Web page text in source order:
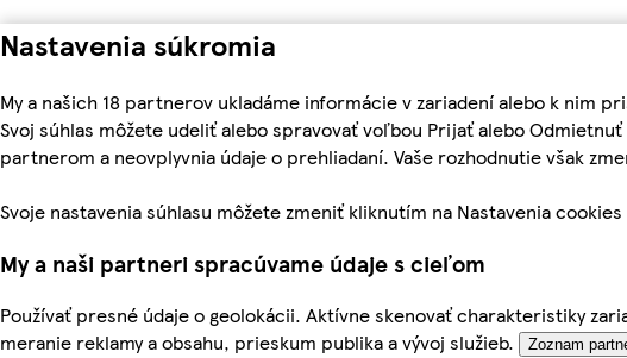
Nastavenia súkromia
My a našich 18 partnerov ukladáme informácie v zariadení alebo k nim
Svoj súhlas môžete udeliť alebo spravovať voľbou Prijať alebo
partnerom a neovplyvnia údaje o prehliadaní. Vaše rozhodnutie však
Svoje nastavenia súhlasu môžete zmeniť kliknutím na Nastavenia
My a naši partneri spracúvame údaje s cieľom
Používať presné údaje o geolokácii. Aktívne skenovať charakteristiky
meranie reklamy a obsahu, prieskum publika a vývoj služieb.
Zoznam